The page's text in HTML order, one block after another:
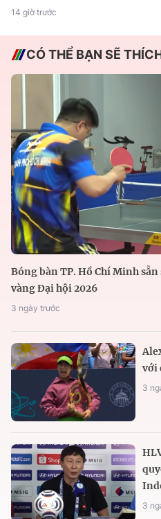
14 giờ trước
CÓ THỂ BẠN SẼ
Bóng bàn TP. Hồ Chí Minh
vàng Đại hội 2026
3 ngày trước
với
3
3